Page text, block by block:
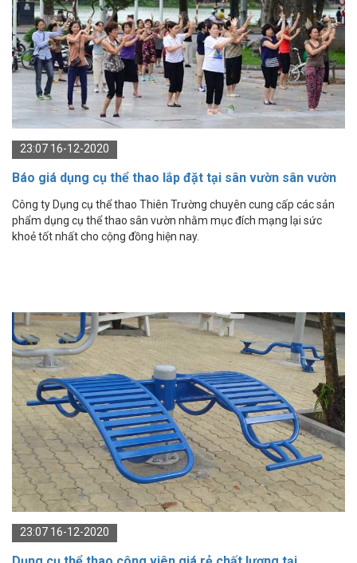
23:07 16-12-2020
Báo giá dụng cụ thể thao lắp đặt tại sân vườn sân vườn
Công ty Dụng cụ thể thao Thiên Trường chuyên cung cấp các sản
phẩm dụng cụ thể thao sân vườn nhằm mục đích mạng lại sức
khoẻ tốt nhất cho cộng đồng hiện nay.
23:07 16-12-2020